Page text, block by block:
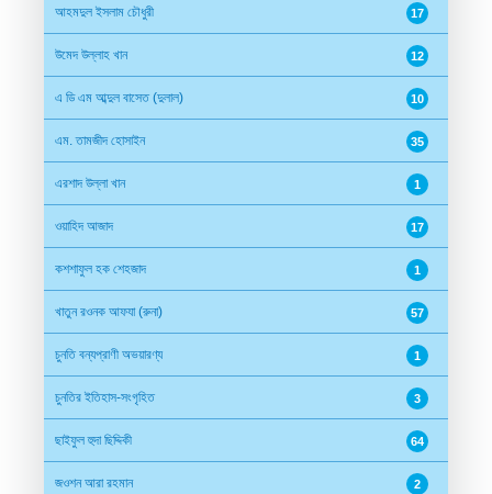
আহমদুল ইসলাম চৌধুরী 17
উমেদ উল্লাহ খান 12
এ ডি এম আব্দুল বাসেত (দুলাল) 10
এম. তামজীদ হোসাইন 35
এরশাদ উল্লা খান 1
ওয়াহিদ আজাদ 17
কশশাফুল হক শেহজাদ 1
খাতুন রওনক আফযা (রুনা) 57
চুনতি বন্যপ্রাণী অভয়ারণ্য 1
চুনতির ইতিহাস-সংগৃহিত 3
ছাইফুল হুদা ছিদ্দিকী 64
জওশন আরা রহমান 2